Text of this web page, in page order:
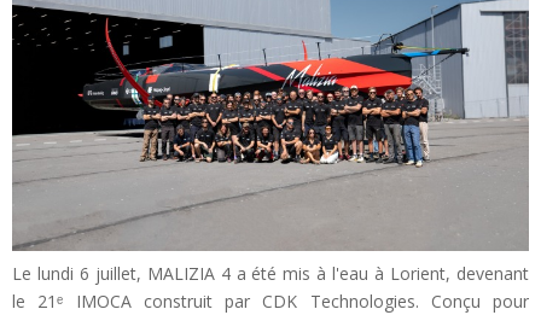
Le lundi 6 juillet, MALIZIA 4 a été mis à l'eau à Lorient, devenant
le 21ᵉ IMOCA construit par CDK Technologies. Conçu pour